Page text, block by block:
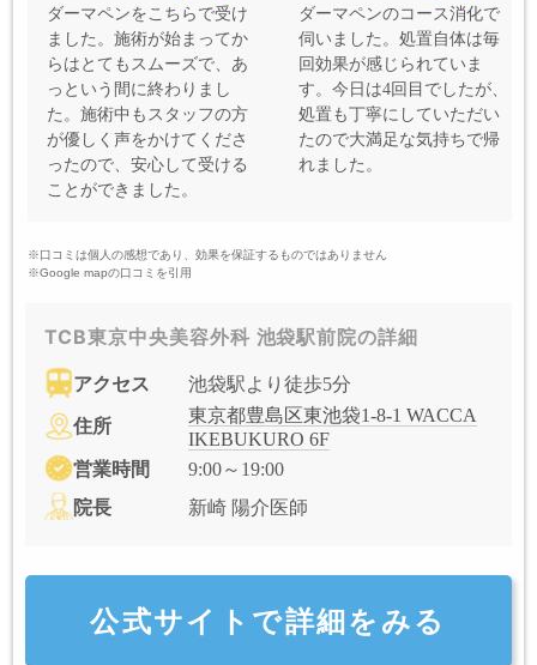
ダーマペンをこちらで受け
ました。施術が始まってか
らはとてもスムーズで、あ
っという間に終わりまし
た。施術中もスタッフの方
が優しく声をかけてくださ
ったので、安心して受ける
ことができました。
ダーマペンのコース消化で
伺いました。処置自体は毎
回効果が感じられていま
す。今日は4回目でしたが、
処置も丁寧にしていただい
たので大満足な気持ちで帰
れました。
※口コミは個人の感想であり、効果を保証するものではありません
※Google mapの口コミを引用
TCB東京中央美容外科 池袋駅前院の詳細
アクセス 池袋駅より徒歩5分
住所
東京都豊島区東池袋1-8-1 WACCA
IKEBUKURO 6F
営業時間
9:00～19:00
院長
新崎 陽介医師
公式サイトで詳細をみる